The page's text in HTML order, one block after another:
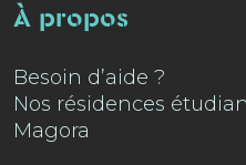
À propos
Besoin d’aide ?
Nos résidences
Magora